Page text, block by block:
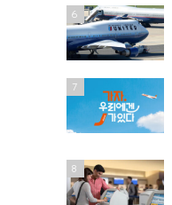
6
7
8